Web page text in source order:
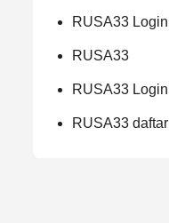
RUSA33 Login
RUSA33
RUSA33 Login
RUSA33 daftar